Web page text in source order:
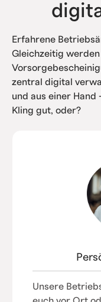
Erfahrene
Gleichzeitig
zentral digital
und aus einer Hand
Kling gut, oder?
Unsere